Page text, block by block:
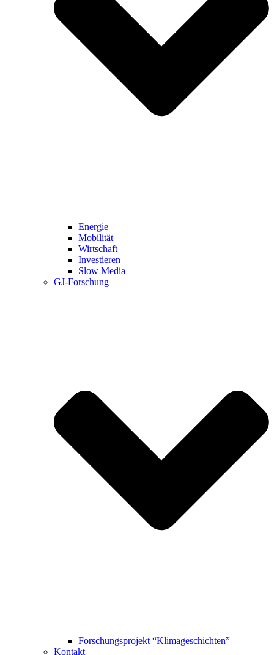
Energie
Mobilität
Wirtschaft
Investieren
Slow Media
GJ-Forschung
Forschungsprojekt “Klimageschichten”
Kontakt